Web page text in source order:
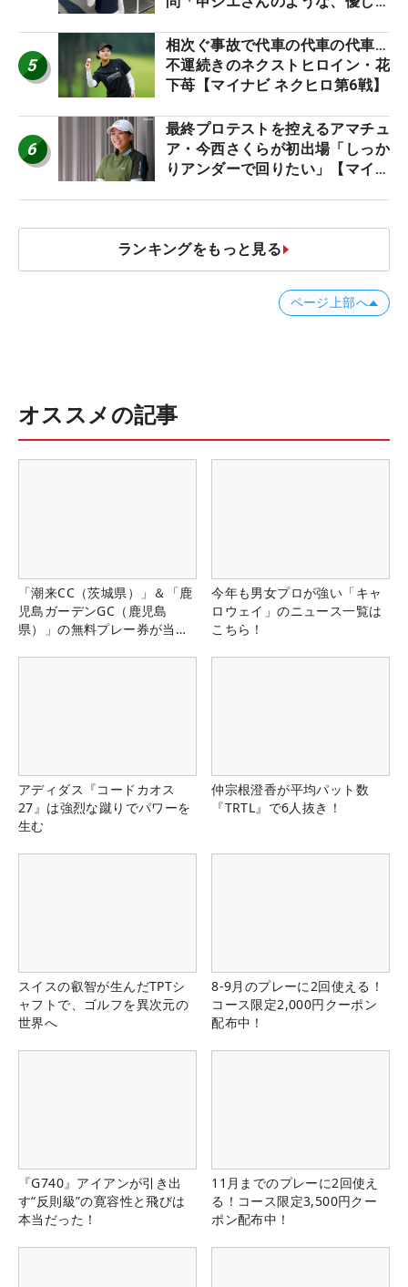
になりたいです」
5
相次ぐ事故で代車の代車の代車…
不運続きのネクストヒロイン・花
下苺【マイナビ ネクヒロ第6戦】
6
最終プロテストを控えるアマチュ
ア・今西さくらが初出場「しっか
りアンダーで回りたい」【マイナ
ランキングをもっと見る
ページ上部へ
オススメの記事
「潮来CC（茨城県）」＆「鹿
児島ガーデンGC（鹿児島
県）」の無料プレー券が当た
今年も男女プロが強い「キャ
ロウェイ」のニュース一覧は
こちら！
アディダス『コードカオス
27』は強烈な蹴りでパワーを
生む
仲宗根澄香が平均パット数
『TRTL』で6人抜き！
スイスの叡智が生んだTPTシ
ャフトで、ゴルフを異次元の
世界へ
8-9月のプレーに2回使える！
コース限定2,000円クーポン
配布中！
『G740』アイアンが引き出
す“反則級”の寛容性と飛びは
本当だった！
11月までのプレーに2回使え
る！コース限定3,500円クー
ポン配布中！